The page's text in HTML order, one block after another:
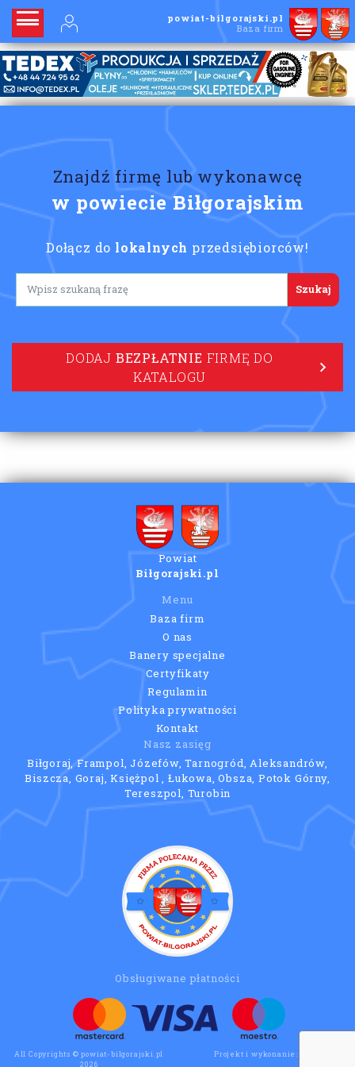
powiat-bilgorajski.pl
Baza firm
Znajdź firmę lub wykonawcę
w powiecie Biłgorajskim
Dołącz do lokalnych przedsiębiorców!
Lorem ipsum
DODAJ BEZPŁATNIE FIRMĘ DO
KATALOGU
Powiat
Biłgorajski.pl
Menu
Baza firm
O nas
Banery specjalne
Certyfikaty
Regulamin
Polityka prywatności
Kontakt
Nasz zasięg
Biłgoraj, Frampol, Józefów, Tarnogród, Aleksandrów,
Biszcza, Goraj, Księżpol , Łukowa, Obsza, Potok Górny,
Tereszpol, Turobin
Obsługiwane płatności
All Copyrights © powiat-bilgorajski.pl
2026
Projekt i wykonanie: